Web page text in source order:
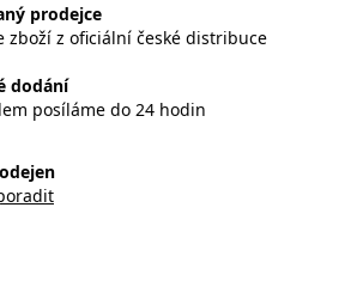
prodejce
zboží z oficiální české distribuce
dodání
posíláme do 24 hodin